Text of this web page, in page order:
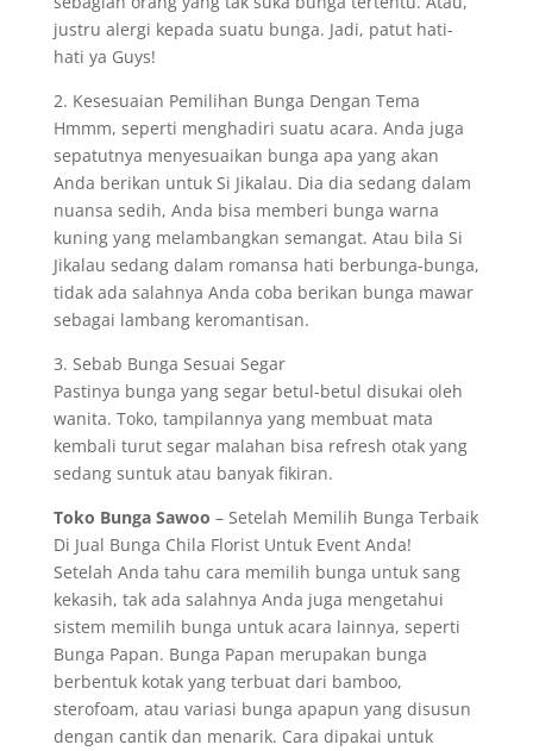
justru alergi kepada suatu bunga. Jadi, patut hati-
hati ya Guys!
2. Kesesuaian Pemilihan Bunga Dengan Tema
Hmmm, seperti menghadiri suatu acara. Anda juga
sepatutnya menyesuaikan bunga apa yang akan
Anda berikan untuk Si Jikalau. Dia dia sedang dalam
nuansa sedih, Anda bisa memberi bunga warna
kuning yang melambangkan semangat. Atau bila Si
Jikalau sedang dalam romansa hati berbunga-bunga,
tidak ada salahnya Anda coba berikan bunga mawar
sebagai lambang keromantisan.
3. Sebab Bunga Sesuai Segar
Pastinya bunga yang segar betul-betul disukai oleh
wanita. Toko, tampilannya yang membuat mata
kembali turut segar malahan bisa refresh otak yang
sedang suntuk atau banyak fikiran.
Toko Bunga Sawoo – Setelah Memilih Bunga Terbaik
Di Jual Bunga Chila Florist Untuk Event Anda!
Setelah Anda tahu cara memilih bunga untuk sang
kekasih, tak ada salahnya Anda juga mengetahui
sistem memilih bunga untuk acara lainnya, seperti
Bunga Papan. Bunga Papan merupakan bunga
berbentuk kotak yang terbuat dari bamboo,
sterofoam, atau variasi bunga apapun yang disusun
dengan cantik dan menarik. Cara dipakai untuk